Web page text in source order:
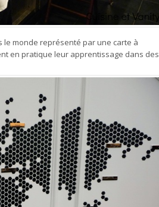
le monde représenté par une carte à
en pratique leur apprentissage dans des